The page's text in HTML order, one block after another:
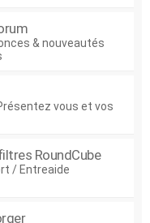
& nouveautés
vous et vos
RoundCube
/ Entreaide